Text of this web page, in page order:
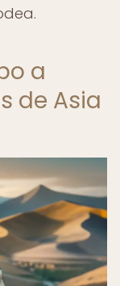
a
de Asia